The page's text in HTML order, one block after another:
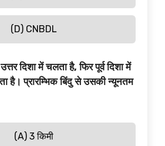
(D) CNBDL
दिशा में चलता है, फिर पूर्व दिशा में
है। प्रारम्भिक बिंदु से उसकी न्यूनतम
(A) 3 किमी